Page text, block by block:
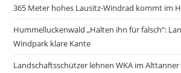
365 Meter hohes Lausitz-Windrad kommt im
Hummelluckenwald „Halten ihn für falsch“:
Windpark klare Kante
Landschaftsschützer lehnen WKA im Alttanner